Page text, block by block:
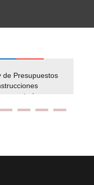
de Presupuestos